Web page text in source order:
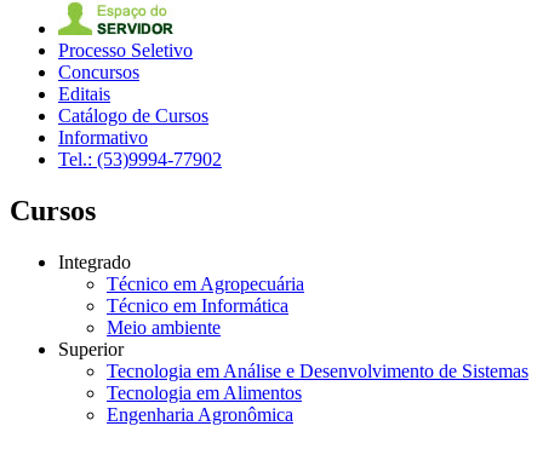
Processo Seletivo
Concursos
Editais
Catálogo de Cursos
Informativo
Tel.: (53)9994-77902
Cursos
Integrado
Técnico em Agropecuária
Técnico em Informática
Meio ambiente
Superior
Tecnologia em Análise e Desenvolvimento de Sistemas
Tecnologia em Alimentos
Engenharia Agronômica